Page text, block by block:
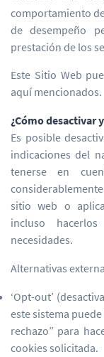
comportamiento
de desempeño
prestación de los
Este Sitio Web
aquí mencionados.
¿Cómo desactivar
Es posible
indicaciones del
tenerse en
sitio web o
incluso
necesidades.
Alternativas
‘Opt-out’
este sistema
rechazo” para
cookies solicitada.